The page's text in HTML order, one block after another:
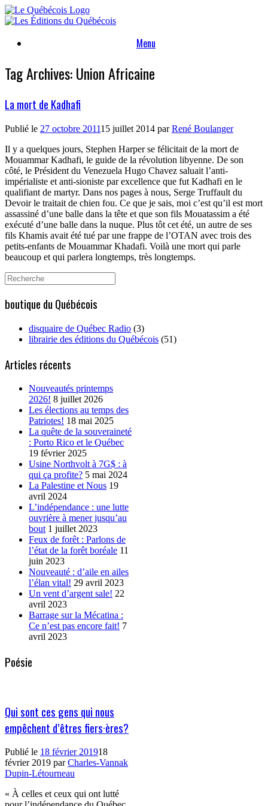
Skip
to
Menu
Tag Archives:Union Africaine
La mort de Kadhafi
Publié le 27 octobre 201115 juillet 2014 parRené Boulanger
Il y a quelques jours, Stephen Harper se félicitait de la mort de
Mouammar Kadhafi, le guide de la révolution libyenne. De son
côté, le Président du Venezuela Hugo Chavez saluait l’anti-
impérialiste et anti-sioniste par excellence que fut Kadhafi en le
qualifiant de martyr. Dans nos pages à nous, Serge Truffault du
Devoir le traitait de chien fou. Ce que je sais, moi c’est qu’il est mort
assassiné d’une balle dans la tête et que son fils Mouatassim a été
exécuté d’une balle dans la nuque. Plus tôt cet été, un autre de ses
fils Khamis avait été tué par une frappe de l’OTAN avec trois des
petits-enfants de Mouammar Khadafi. Voilà une mort qui parle
beaucoup et qui parlera longtemps, très longtemps.
Search
for:
boutique du Québécois
disquaire de Québec Radio (3)
librairie des éditions du Québécois (51)
Articles récents
Nouveautés printemps
2026! 8 juillet 2026
Les élections au temps des
Patriotes! 18 mai 2025
La quête de la souveraineté
: Porto Rico et le Québec
19 février 2025
Usine Northvolt à 7G$ : à
qui ça profite? 5 mai 2024
La Palestine et Nous 19
avril 2024
L’indépendance : une lutte
ouvrière à mener jusqu’au
bout 1 juillet 2023
Feux de forêt : Parlons de
l’état de la forêt boréale 11
juin 2023
Nouveauté : d’aile en ailes
l’élan vital! 29 avril 2023
Un vent d’argent sale! 22
avril 2023
Barrage sur la Mécatina :
Ce n’est pas encore fait! 7
avril 2023
Poésie
Qui sont ces gens qui nous
empêchent d’êtres fiers·ères?
Publié le 18 février 201918
février 2019 parCharles-Vannak
Dupin-Létourneau
« À celles et ceux qui ont lutté